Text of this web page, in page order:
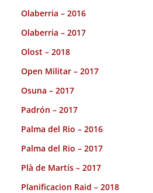
Olaberria – 2016
Olaberria – 2017
Olost – 2018
Open Militar – 2017
Osuna – 2017
Padrón – 2017
Palma del Rio – 2016
Palma del Rio – 2017
Plà de Martís – 2017
Planificacion Raid – 2018